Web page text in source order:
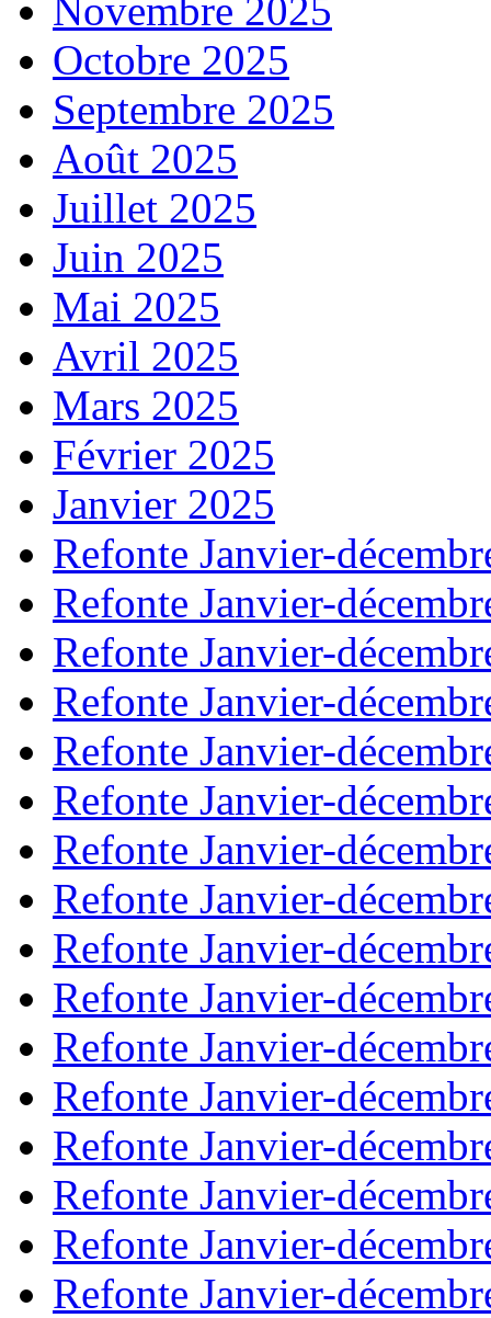
Novembre 2025
Octobre 2025
Septembre 2025
Août 2025
Juillet 2025
Juin 2025
Mai 2025
Avril 2025
Mars 2025
Février 2025
Janvier 2025
Refonte Janvier-
Refonte Janvier-
Refonte Janvier-
Refonte Janvier-
Refonte Janvier-
Refonte Janvier-
Refonte Janvier-
Refonte Janvier-
Refonte Janvier-
Refonte Janvier-
Refonte Janvier-
Refonte Janvier-
Refonte Janvier-
Refonte Janvier-
Refonte Janvier-
Refonte Janvier-